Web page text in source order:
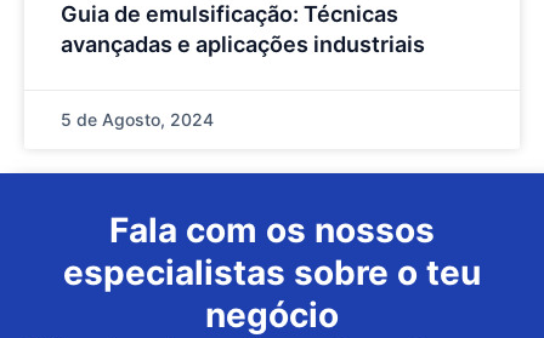
Guia de emulsificação: Técnicas
avançadas e aplicações industriais
5 de Agosto, 2024
Fala com os nossos
especialistas sobre o teu
negócio